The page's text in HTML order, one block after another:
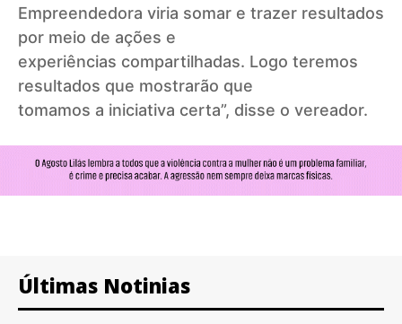
Empreendedora viria somar e trazer resultados
por meio de ações e
experiências compartilhadas. Logo teremos
resultados que mostrarão que
tomamos a iniciativa certa”, disse o vereador.
Últimas Notinias